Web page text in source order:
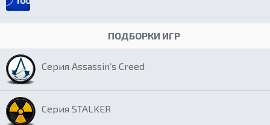
ПОДБОРКИ ИГР
Серия Assassin’s Creed
Серия STALKER